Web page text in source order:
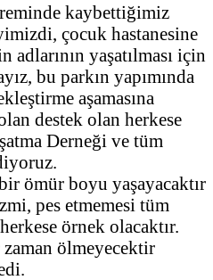
kaybettiğimiz
çocuk hastanesine
yaşatılması için
bu parkın yapımında
aşamasına
destek olan herkese
Derneği ve tüm
ömür boyu yaşayacaktır
pes etmemesi tüm
örnek olacaktır.
ölmeyecektir